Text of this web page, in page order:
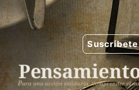
Saltar
al
contenido
Suscríbete